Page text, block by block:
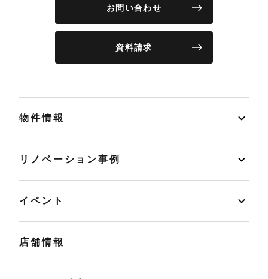
お問い合わせ
資料請求
物件情報
リノベーション事例
イベント
店舗情報